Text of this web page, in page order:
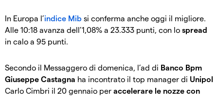
In Europa l’indice Mib si conferma anche oggi il migliore.
Alle 10:18 avanza dell’1,08% a 23.333 punti, con lo spread
in calo a 95 punti.
Secondo il Messaggero di domenica, l’ad di Banco Bpm
Giuseppe Castagna ha incontrato il top manager di Unipol
Carlo Cimbri il 20 gennaio per accelerare le nozze con